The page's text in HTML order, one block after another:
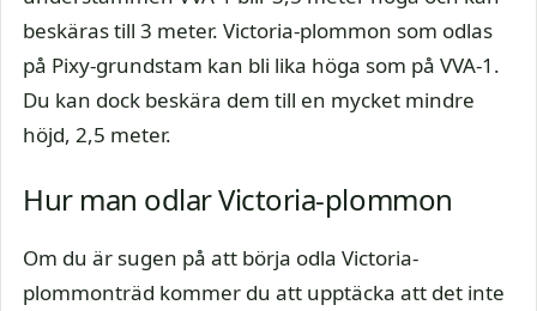
beskäras till 3 meter. Victoria-plommon som odlas
på Pixy-grundstam kan bli lika höga som på VVA-1.
Du kan dock beskära dem till en mycket mindre
höjd, 2,5 meter.
Hur man odlar Victoria-plommon
Om du är sugen på att börja odla Victoria-
plommonträd kommer du att upptäcka att det inte